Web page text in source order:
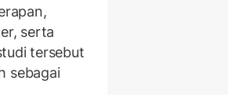
serta
tersebut
sebagai